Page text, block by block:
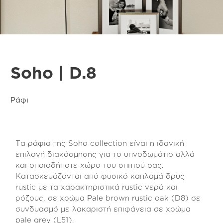
Soho | D.8
Ράφι
Τα ράφια της Soho collection είναι η ιδανική
επιλογή διακόσμησης για το υπνοδωμάτιο αλλά
και οποιοδήποτε χώρο του σπιτιού σας.
Κατασκευάζονται από φυσικό καπλαμά δρυς
rustic με τα χαρακτηριστικά rustic νερά και
ρόζους, σε χρώμα Pale brown rustic oak (D8) σε
συνδυασμό με λακαριστή επιφάνεια σε χρώμα
pale grey (L51).